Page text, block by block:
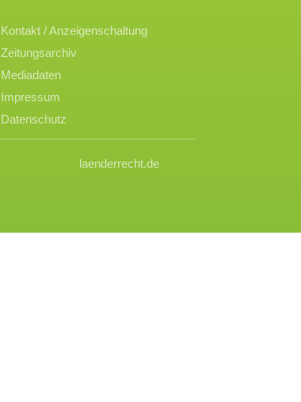
Kontakt / Anzeigenschaltung
Zeitungsarchiv
Mediadaten
Impressum
Datenschutz
laenderrecht.de